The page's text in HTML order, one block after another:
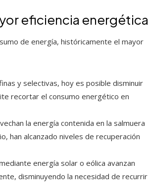
eficiencia energética
de energía, históricamente el mayor
y selectivas, hoy es posible disminuir
recortar el consumo energético en
la energía contenida en la salmuera
han alcanzado niveles de recuperación
energía solar o eólica avanzan
disminuyendo la necesidad de recurrir